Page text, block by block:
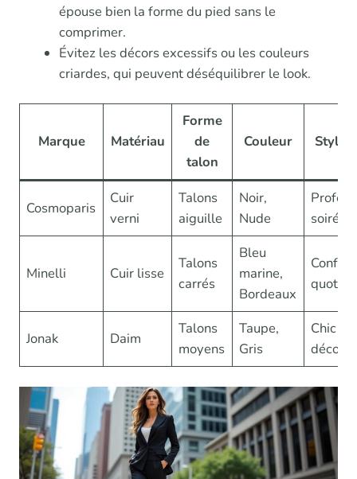
épouse bien la forme du pied sans le
comprimer.
Évitez les décors excessifs ou les couleurs
criardes, qui peuvent déséquilibrer le look.
Marque Matériau
Forme
de
talon
Couleur Style
Cosmoparis
Cuir
verni
Talons
aiguille
Noir,
Nude
soirée
Minelli Cuir lisse
Talons
carrés
Bleu
marine,
Bordeaux
Confort
Jonak Daim
Talons
moyens
Taupe,
Gris
Chic